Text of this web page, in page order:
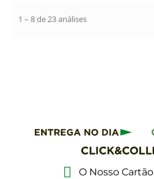
O Nosso Cartão